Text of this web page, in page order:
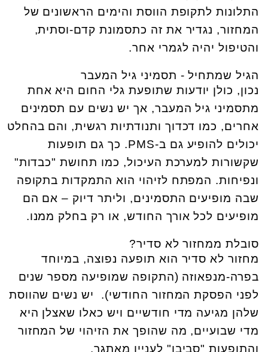
התלונות לתקופת הווסת והימים הראשונים של
המחזור, נגדיר את זה כתסמונת קדם-וסתית,
והטיפול יהיה לגמרי אחר.
הגיל שמתחיל - תסמיני גיל המעבר
נכון, כולן יודעות שתופעת גלי החום היא אחת
מתסמיני גיל המעבר, אך יש נשים עם תסמינים
אחרים, כמו דכדוך ותנודתיות רגשית, והם בהחלט
יכולים להופיע גם ב-PMS. כך גם תופעות
שקשורות למערכת העיכול, כמו תחושת "כבדות"
ונפיחות. המפתח לזיהוי הוא התמקדות בתקופה
שבה מופיעים התסמינים, וליתר דיוק – אם הם
מופיעים לכל אורך החודש, או רק בחלק ממנו.
סובלת ממחזור לא סדיר?
מחזור לא סדיר הוא תופעה נפוצה, במיוחד
בפרה-מנפאוזה (התקופה שמופיעה מספר שנים
לפני הפסקת המחזור החודשי). יש נשים שהווסת
שלהן מגיעה מדי חודשיים ויש כאלו שאצלן היא
מדי שבועיים, מה שהופך את הזיהוי של המחזור
והתופעות "סביבו" לעניין מאתגר.